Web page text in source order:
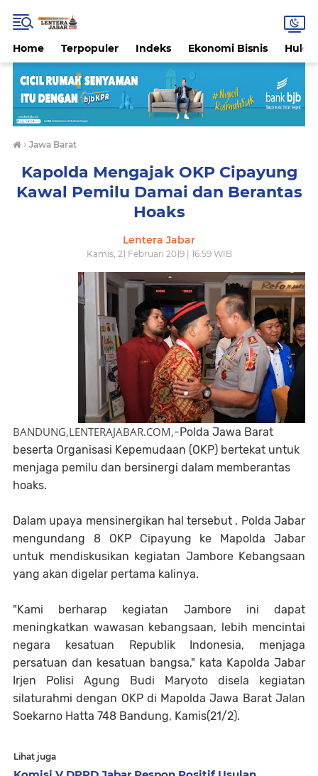
Home Terpopuler Indeks Ekonomi Bisnis
› Jawa Barat
Kapolda Mengajak OKP Cipayung
Kawal Pemilu Damai dan Berantas
Hoaks
Lentera Jabar
Kamis, 21 Februari 2019 | 16:59 WIB
BANDUNG,LENTERAJABAR.COM,-Polda Jawa Barat
beserta Organisasi Kepemudaan (OKP) bertekat untuk
menjaga pemilu dan bersinergi dalam memberantas
hoaks.
Dalam upaya mensinergikan hal tersebut , Polda Jabar
mengundang 8 OKP Cipayung ke Mapolda Jabar
untuk mendiskusikan kegiatan Jambore Kebangsaan
yang akan digelar pertama kalinya.
"Kami berharap kegiatan Jambore ini dapat
meningkatkan wawasan kebangsaan, lebih mencintai
negara kesatuan Republik Indonesia, menjaga
persatuan dan kesatuan bangsa," kata Kapolda Jabar
Irjen Polisi Agung Budi Maryoto disela kegiatan
silaturahmi dengan OKP di Mapolda Jawa Barat Jalan
Soekarno Hatta 748 Bandung, Kamis(21/2).
Lihat juga